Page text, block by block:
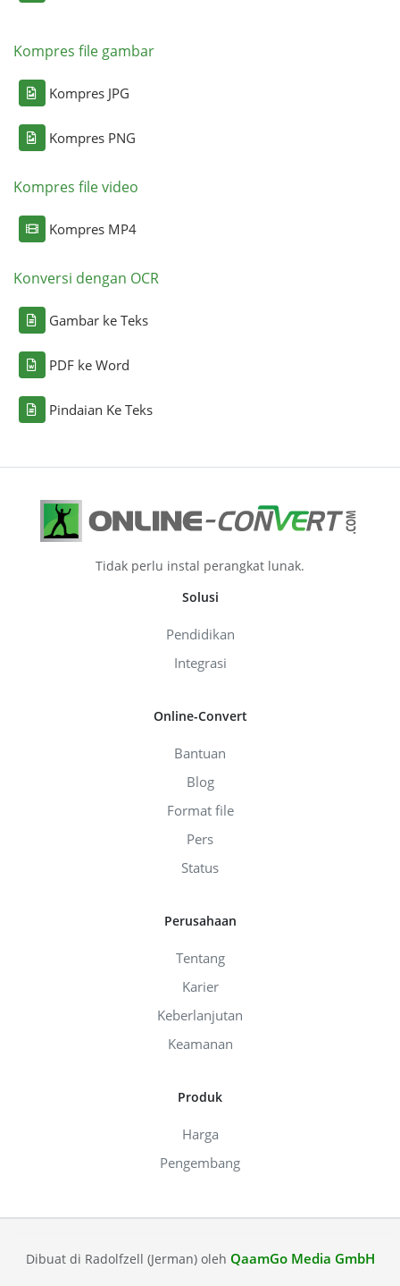
Kompres file gambar
Kompres JPG
Kompres PNG
Kompres file video
Kompres MP4
Konversi dengan OCR
Gambar ke Teks
PDF ke Word
Pindaian Ke Teks
Tidak perlu instal perangkat lunak.
Solusi
Pendidikan
Integrasi
Online-Convert
Bantuan
Blog
Format file
Pers
Status
Perusahaan
Tentang
Karier
Keberlanjutan
Keamanan
Produk
Harga
Pengembang
Dibuat di Radolfzell (Jerman) oleh QaamGo Media GmbH